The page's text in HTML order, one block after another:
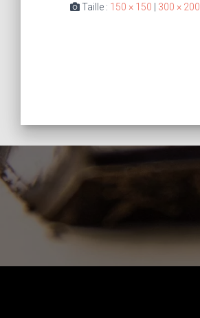
Taille : 150 × 150 300 × 200